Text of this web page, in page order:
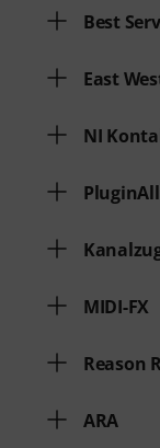
Best
East
NI
MIDI-FX
Reason
ARA